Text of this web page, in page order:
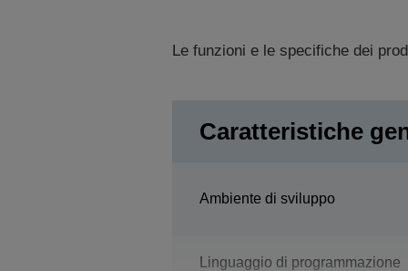
Le funzioni e le specifiche dei
Caratteristiche
Ambiente di sviluppo
Linguaggio di programmazione